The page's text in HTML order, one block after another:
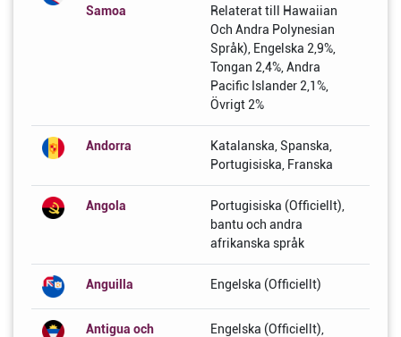
Samoa
Relaterat till Hawaiian
Och Andra Polynesian
Språk), Engelska 2,9%,
Tongan 2,4%, Andra
Pacific Islander 2,1%,
Övrigt 2%
Andorra
Katalanska, Spanska,
Portugisiska, Franska
Angola
Portugisiska (Officiellt),
bantu och andra
afrikanska språk
Anguilla Engelska (Officiellt)
Antigua och
Engelska (Officiellt),